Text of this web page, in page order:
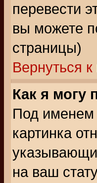
перевести
вы можете
страницы)
Вернуться
Как я могу
Под именем
картинка
на ваш